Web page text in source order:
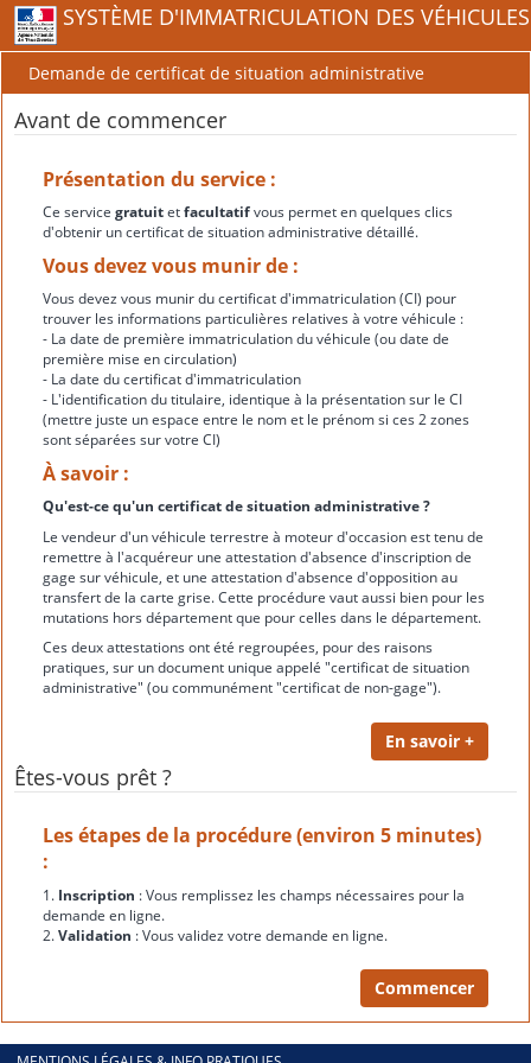
SYSTÈME D'IMMATRICULATION DES VÉHICULES
Demande de certificat de situation administrative
Avant de commencer
Présentation du service :
Ce service gratuitetfacultatifvous permet en quelques clics
d'obtenir un certificat de situation administrative détaillé.
Vous devez vous munir de :
Vous devez vous munir du certificat d'immatriculation (CI) pour
trouver les informations particulières relatives à votre véhicule :
- La date de première immatriculation du véhicule (ou date de
première mise en circulation)
- La date du certificat d'immatriculation
- L'identification du titulaire, identique à la présentation sur le CI
(mettre juste un espace entre le nom et le prénom si ces 2 zones
sont séparées sur votre CI)
À savoir :
Qu'est-ce qu'un certificat de situation administrative ?
Le vendeur d'un véhicule terrestre à moteur d'occasion est tenu de
remettre à l'acquéreur une attestation d'absence d'inscription de
gage sur véhicule, et une attestation d'absence d'opposition au
transfert de la carte grise. Cette procédure vaut aussi bien pour les
mutations hors département que pour celles dans le département.
Ces deux attestations ont été regroupées, pour des raisons
pratiques, sur un document unique appelé "certificat de situation
administrative" (ou communément "certificat de non-gage").
Êtes-vous prêt ?
Les étapes de la procédure (environ 5 minutes)
:
1. Inscription : Vous remplissez les champs nécessaires pour la
demande en ligne.
2.Validation : Vous validez votre demande en ligne.